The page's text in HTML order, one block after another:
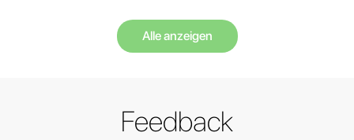
Alle anzeigen
Feedback